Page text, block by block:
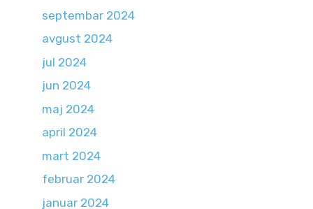
septembar 2024
avgust 2024
jul 2024
jun 2024
maj 2024
april 2024
mart 2024
februar 2024
januar 2024